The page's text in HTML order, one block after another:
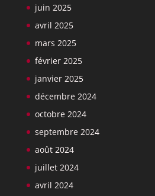
juin 2025
avril 2025
mars 2025
février 2025
janvier 2025
décembre 2024
octobre 2024
septembre 2024
août 2024
juillet 2024
avril 2024